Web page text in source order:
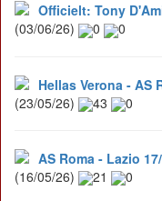
Officielt: Tony
(03/06/26)
0 0
Hellas Verona - AS
(23/05/26)
43 0
AS Roma - Lazio
(16/05/26)
21 0